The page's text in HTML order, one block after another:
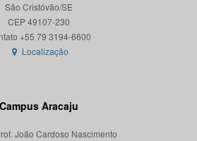
São Cristóvão/SE
CEP 49107-230
Localização
Campus Aracaju
João Cardoso Nascimento